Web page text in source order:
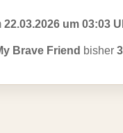
22.03.2026 um 03:03
Brave Friend bisher